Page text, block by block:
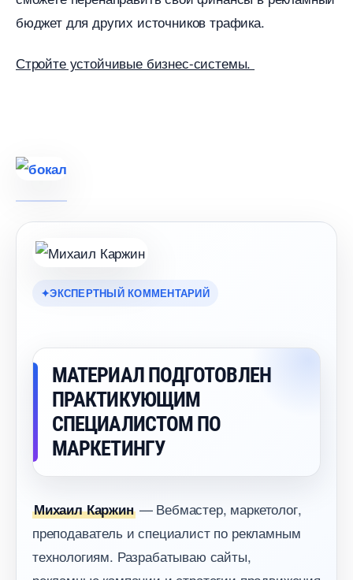
юджет для других источников трафика.
Стройте устойчивые бизнес-системы.
ЭКСПЕРТНЫЙ КОММЕНТАРИЙ
МАТЕРИАЛ ПОДГОТОВЛЕН
ПРАКТИКУЮЩИМ
СПЕЦИАЛИСТОМ ПО
МАРКЕТИНГУ
Михаил Каржин— Вебмастер, маркетолог,
преподаватель и специалист по рекламным
технологиям. Разрабатываю сайты,